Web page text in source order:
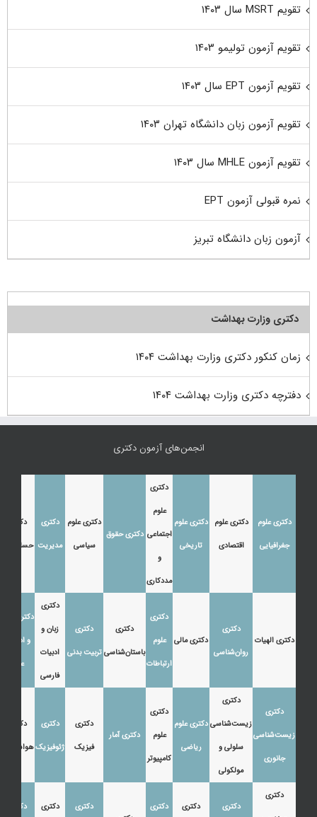
تقویم MSRT سال ۱۴۰۳
تقویم آزمون تولیمو ۱۴۰۳
تقویم آزمون EPT سال ۱۴۰۳
تقویم آزمون زبان دانشگاه تهران ۱۴۰۳
تقویم آزمون MHLE سال ۱۴۰۳
نمره قبولی آزمون EPT
آزمون زبان دانشگاه تبریز
دکتری وزارت بهداشت
زمان کنکور دکتری وزارت بهداشت ۱۴۰۴
دفترچه دکتری وزارت بهداشت ۱۴۰۴
انجمن‌های آزمون دکتری
دکتری علوم
جغرافیایی
دکتری علوم
اقتصادی
دکتری علوم
تاریخی
دکتری
علوم
اجتماعی
و
مددکاری
دکتری حقوق
دکتری علوم
سیاسی
دکتری
مدیریت
دکتری
حسابداری
دکتری الهیات
دکتری
روان‌شناسی
دکتری مالی
دکتری
علوم
ارتباطات
دکتری
باستان‌شناسی
دکتری
تربیت بدنی
دکتری
زبان و
ادبیات
فارسی
دکتری زبان
و ادبیات
عرب
دکتری
زیست‌شناسی
جانوری
دکتری
زیست‌شناسی
سلولی و
مولکولی
دکتری علوم
ریاضی
دکتری
علوم
کامپیوتر
دکتری آمار
دکتری
فیزیک
دکتری
ژئوفیزیک
دکتری
هواشناسی
دکتری
دکتری
دکتری
دکتری
دکتری
دکتری
دکتری